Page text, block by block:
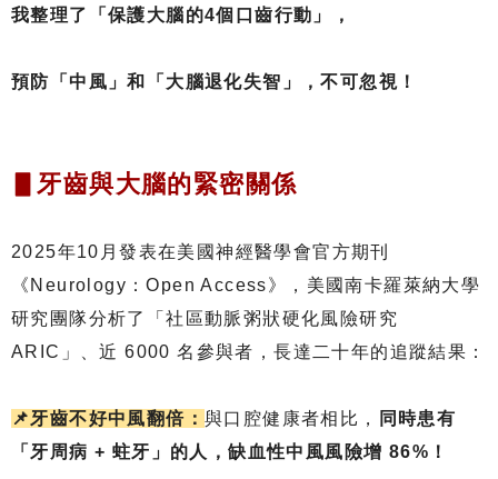
我整理了「保護大腦的4個口齒行動」，
預防「中風」和「大腦退化失智」，不可忽視！
▋牙齒與大腦的緊密關係
2025年10月發表在美國神經醫學會官方期刊
《Neurology：Open Access》，美國南卡羅萊納大學
研究團隊分析了「社區動脈粥狀硬化風險研究
ARIC」、近 6000 名參與者，長達二十年的追蹤結果：
📌牙齒不好中風翻倍： 與口腔健康者相比，
同時患有
「牙周病 + 蛀牙」的人，缺血性中風風險增 86%！